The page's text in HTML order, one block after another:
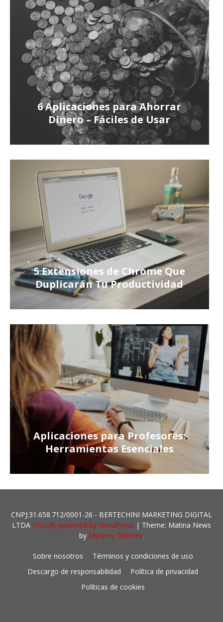
6 Aplicaciones para Ahorrar
Dinero – Fáciles de Usar
5 Extensiones de Chrome Que
Duplicarán Tu Productividad
Aplicaciones para Profesores:
Herramientas Esenciales
CNPJ:31.658.712/0001-26 - BERTECHINI MARKETING DIGITAL
LTDA Proudly powered by WordPress | Theme: Matina News
by Mystery Themes.
Sobre nosotros
Términos y condiciones de uso
Descargo de responsabilidad
Política de privacidad
Políticas de cookies